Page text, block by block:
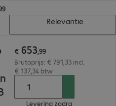
Relevantie
€ 653,99
Brutoprijs: € 791,33 incl.
€ 137,34 btw
Levering zodra